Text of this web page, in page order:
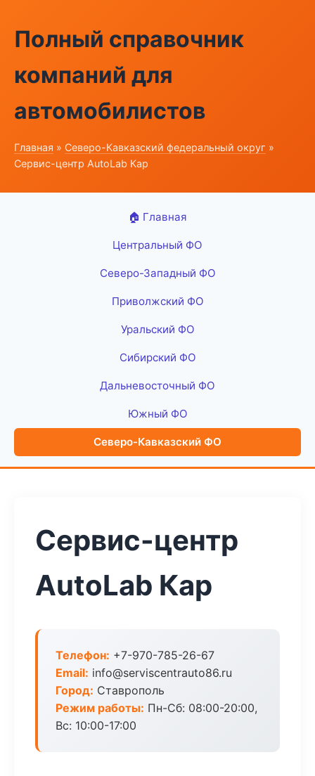
Полный справочник
компаний для
автомобилистов
Главная » Северо-Кавказский федеральный округ »
Сервис-центр AutoLab Кар
🏠 Главная
Центральный ФО
Северо-Западный ФО
Приволжский ФО
Уральский ФО
Сибирский ФО
Дальневосточный ФО
Южный ФО
Северо-Кавказский ФО
Сервис-центр
AutoLab Кар
Телефон: +7-970-785-26-67
Email: info@serviscentrauto86.ru
Город: Ставрополь
Режим работы: Пн-Сб: 08:00-20:00,
Вс: 10:00-17:00